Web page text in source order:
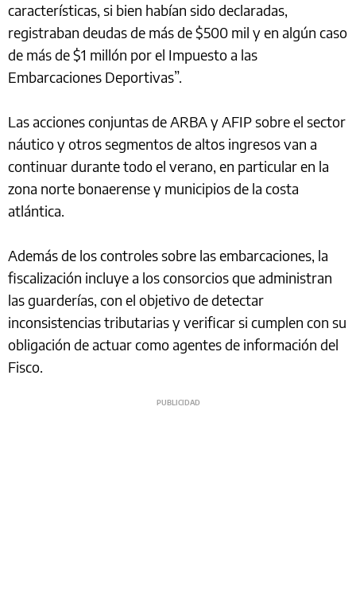
características, si bien habían sido declaradas,
registraban deudas de más de $500 mil y en algún caso
de más de $1 millón por el Impuesto a las
Embarcaciones Deportivas”.
Las acciones conjuntas de ARBA y AFIP sobre el sector
náutico y otros segmentos de altos ingresos van a
continuar durante todo el verano, en particular en la
zona norte bonaerense y municipios de la costa
atlántica.
Además de los controles sobre las embarcaciones, la
fiscalización incluye a los consorcios que administran
las guarderías, con el objetivo de detectar
inconsistencias tributarias y verificar si cumplen con su
obligación de actuar como agentes de información del
Fisco.